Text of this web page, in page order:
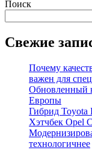
Поиск
Свежие
Почему
важен для
Обновленный
Европы
Гибрид Toyota
Хэтчбек Opel
технологичнее